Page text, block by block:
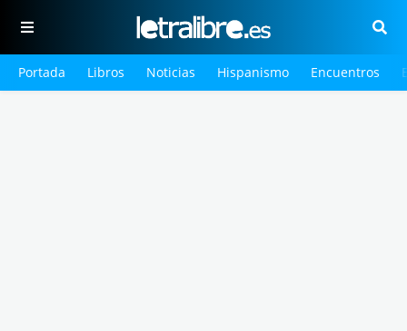
Portada Libros Noticias Hispanismo Encuentros